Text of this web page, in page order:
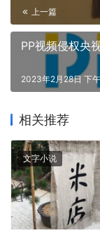
上一篇
PP视频侵权央
2023年2月28日 下
相关推荐
文字小说